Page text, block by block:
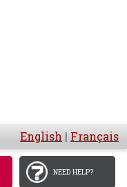
English | Français
NEED HELP?